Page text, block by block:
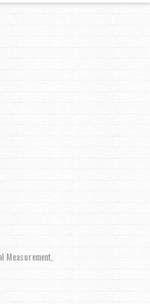
Measurement,